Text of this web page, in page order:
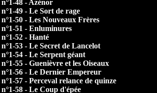
n°1-48 - Azénor
n°1-49 - Le Sort de rage
n°1-50 - Les Nouveaux Frères
n°1-51 - Enluminures
n°1-52 - Hanté
n°1-53 - Le Secret de Lancelot
n°1-54 - Le Serpent géant
n°1-55 - Guenièvre et les Oiseaux
n°1-56 - Le Dernier Empereur
n°1-57 - Perceval relance de quinze
n°1-58 - Le Coup d'épée